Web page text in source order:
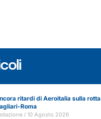
ritardi di Aeroitalia sulla rotta
Roma
10 Agosto 2026